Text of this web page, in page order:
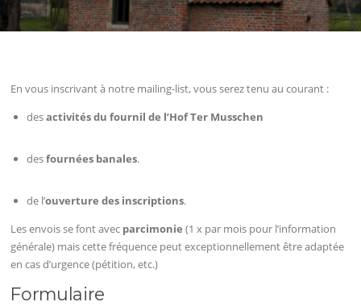
En vous inscrivant à notre mailing-list, vous serez tenu au courant :
desactivités du fournil de l’Hof Ter Musschen
desfournées banales.
de l’ouverture des inscriptions.
Les envois se font avec parcimonie (1 x par mois pour l’information
générale) mais cette fréquence peut exceptionnellement être adaptée
en cas d’urgence (pétition, etc.)
Formulaire